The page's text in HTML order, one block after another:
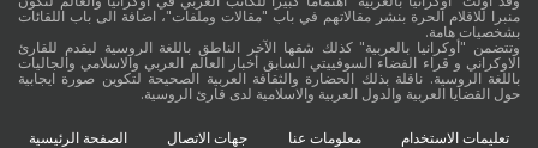
منبرا للاقلام الحرة بنشر مقالاتهم في باب "مقالات وملفات"، اضافة الى باب اللقائات
بشخصيات هامة.
وتتضمن "أوكرانيا بالعربية" كذلك شقها الآخر الناطق باللغة الروسية ليقدم للقارئ
الاوكراني و قراء الفضاء السوفييتي السابق أخبار العالم العربي والاسلامي والجاليات
باللغة الروسية. ناقلة بذلك الحضارة والثقافة العربية الصحيحة لتكوين صورة ايجابية
حول القضايا العربية والدول العربية والاسلامية لدى قارئ الروسية.
تعليمات الاستخدام معلومات عنا جهات الاتصال الصفحة الرئيسية